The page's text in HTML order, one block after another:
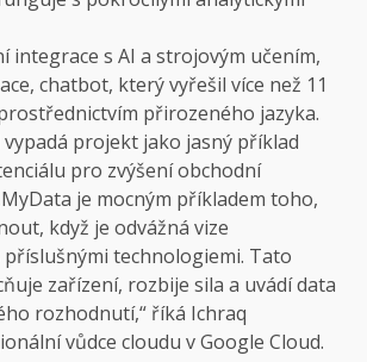
integrace s AI a strojovým učením,
chatbot, který vyřešil více než 11
přirozeného jazyka.
vypadá projekt jako jasný příklad
pro zvýšení obchodní
je mocným příkladem toho,
když je odvážná vize
technologiemi. Tato
zařízení, rozbije sila a uvádí data
rozhodnutí,“ říká Ichraq
vůdce cloudu v Google Cloud.